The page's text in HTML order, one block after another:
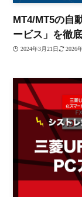
MT4/MT5の自
ービス」を徹
2024年3月21日 2026